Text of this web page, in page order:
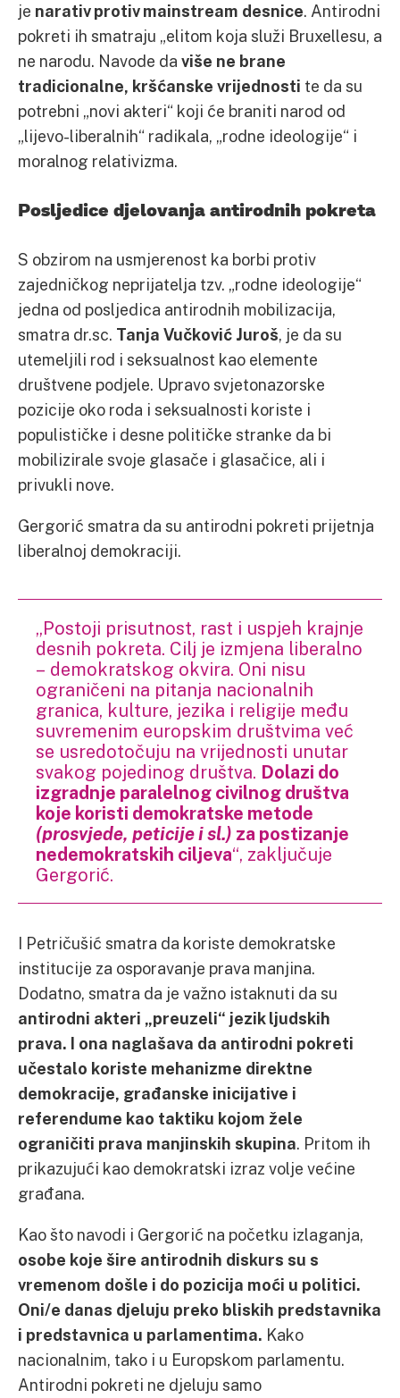
je narativ protiv mainstream desnice. Antirodni
pokreti ih smatraju „elitom koja služi Bruxellesu, a
ne narodu. Navode da više ne brane
tradicionalne, kršćanske vrijednosti te da su
potrebni „novi akteri“ koji će braniti narod od
„lijevo-liberalnih“ radikala, „rodne ideologije“ i
moralnog relativizma.
Posljedice djelovanja antirodnih pokreta
S obzirom na usmjerenost ka borbi protiv
zajedničkog neprijatelja tzv. „rodne ideologije“
jedna od posljedica antirodnih mobilizacija,
smatra dr.sc. Tanja Vučković Juroš, je da su
utemeljili rod i seksualnost kao elemente
društvene podjele. Upravo svjetonazorske
pozicije oko roda i seksualnosti koriste i
populističke i desne političke stranke da bi
mobilizirale svoje glasače i glasačice, ali i
privukli nove.
Gergorić smatra da su antirodni pokreti prijetnja
liberalnoj demokraciji.
„Postoji prisutnost, rast i uspjeh krajnje
desnih pokreta. Cilj je izmjena liberalno
– demokratskog okvira. Oni nisu
ograničeni na pitanja nacionalnih
granica, kulture, jezika i religije među
suvremenim europskim društvima već
se usredotočuju na vrijednosti unutar
svakog pojedinog društva. Dolazi do
izgradnje paralelnog civilnog društva
koje koristi demokratske metode
(prosvjede, peticije i sl.) za postizanje
nedemokratskih ciljeva“, zaključuje
Gergorić.
I Petričušić smatra da koriste demokratske
institucije za osporavanje prava manjina.
Dodatno, smatra da je važno istaknuti da su
antirodni akteri „preuzeli“ jezik ljudskih
prava. I ona naglašava da antirodni pokreti
učestalo koriste mehanizme direktne
demokracije, građanske inicijative i
referendume kao taktiku kojom žele
ograničiti prava manjinskih skupina. Pritom ih
prikazujući kao demokratski izraz volje većine
građana.
Kao što navodi i Gergorić na početku izlaganja,
osobe koje šire antirodnih diskurs su s
vremenom došle i do pozicija moći u politici.
Oni/e danas djeluju preko bliskih predstavnika
i predstavnica u parlamentima. Kako
nacionalnim, tako i u Europskom parlamentu.
Antirodni pokreti ne djeluju samo